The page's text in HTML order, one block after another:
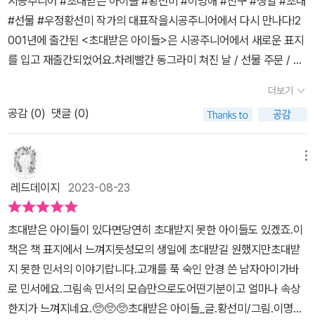
지만, 역시나 자신을 초대하지 않았어요.민망해서 어쩌지 하는 타이
밍에 엄마가 그 자리에 있는 게 아니겠어요?과연 어떻게 된 일일까
요?​사실, 초대받지 못했다고 해서 준비한 선물을 건네지 못한다면 그
건 진정하게 그 친구를 좋아하는 것도 아니에요.초대받을 거라 생각
하고 혹은 너무 좋아하는 친구니깐 선물을 샀지만, 초대받지 못했다
는 이유로 그 선물을 포기한다면 앞으로 더 나아가 많은 것을 쉽게 포
선물을 건네는 용기와 마음그게 중요한 게 아닐까요?​[출판사로부터
도서 협찬을 받았고 본인의 주관적인 견해에 의하여 작성함]
#선물 #우정황선미 작가의 대표작을시공주니어에서 다시 만나다!2
001년에 출간된 <초대받은 아이들>은 시공주니어에서 새로운 표지
를 입고 재출간되었어요.차례빨간 동그라미 쳐진 날 / 선물 주문 / 따
월 20일은 성모의 생일. 주인공 민서가 제일 좋아하는 친구여서 달력
에 빨간사인펜으로 동그라미까지 표시했어요.민서는 그림을 잘 그려
서 그림 공책에 성모를 그린 그림을 꽤 여러 장을 그렸어요.민서는 성
모와 단짝이 되고 싶었지만 성모 곁에는 항상 애들이 꼬여서 아직가
까워지지 못했어요.성모의 생일파티는 피자집에서 한다는 초대장을
아이들에게 나누어 주었어요.하지만 성모는 초대장을 받지 못해서 화
가 나고 여섯 달씩이나 정성 들인그림 공책을 받을 자격이 없는 애이
고. 속상하고 내가 따돌림당하고 있으니까요.생일파티에 초대를 받지
못해서 민서는 속상했지만 기영이를 만나 다시 그림 공책에그림을 그
리기로 했어요.민서를 통해 친구 관계에 대해 생각해 보고 공감할 수
있는 이야기가 아이들에게도움이 될 것 같아요.나에게는 소중한 생각
과 물건이지만 다른 사람에게는 그렇지 않을 수도 있으니까요.출판사
더보기
공감 (0) 댓글 (0)
레드데이지 2023-08-23
초대받은 아이들이 있다면당연히 초대받지 못한 아이들도 있겠죠.​이
책은 책 표지에서 느껴지듯성모의 생일에 초대받길 원했지만초대받
지 못한 민서의 이야기랍니다.​고개를 푹 숙인 안경 쓴 남자아이가바
로 민서에요.그림속 민서의 모습만으로도어떤기분이고 얼마나 속상
한지가 느껴지네요.🥺🥺🥺초대받은 아이들_글.황선미/그림.이명애​​